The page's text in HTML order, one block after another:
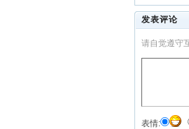
发表评论
请自觉遵守
表情: